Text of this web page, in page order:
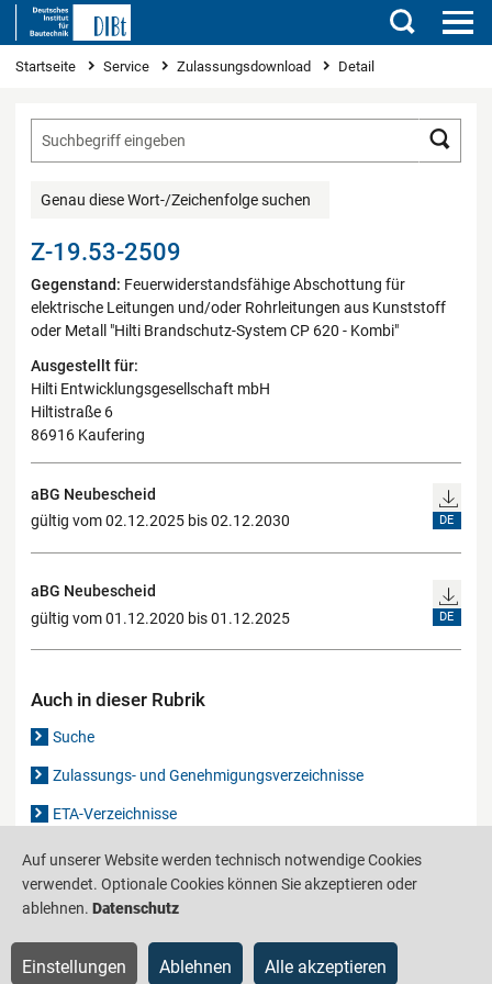
Suchen
Sie sind hier
Startseite Service Zulassungsdownload Detail
Genau diese Wort-/Zeichenfolge suchen
Z-19.53-2509
Gegenstand: Feuerwiderstandsfähige Abschottung für
elektrische Leitungen und/oder Rohrleitungen aus Kunststoff
oder Metall "Hilti Brandschutz-System CP 620 - Kombi"
Ausgestellt für:
Hilti Entwicklungsgesellschaft mbH
Hiltistraße 6
86916 Kaufering
aBG Neubescheid
gültig vom 02.12.2025 bis 02.12.2030
DE
aBG Neubescheid
gültig vom 01.12.2020 bis 01.12.2025
DE
Auch in dieser Rubrik
Suche
Zulassungs- und Genehmigungsverzeichnisse
ETA-Verzeichnisse
Gutachten-Verzeichnis
Barrierefreiheit Datenschutz Impressum Sitemap
Auf unserer Website werden technisch notwendige Cookies
verwendet. Optionale Cookies können Sie akzeptieren oder
ablehnen. Datenschutz
Einstellungen Ablehnen Alle akzeptieren